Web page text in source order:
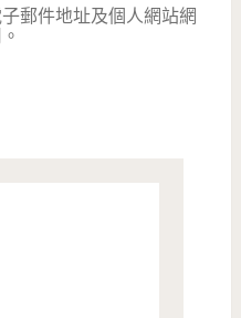
郵件地址及個人網站網